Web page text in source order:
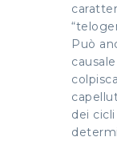
Può
dei